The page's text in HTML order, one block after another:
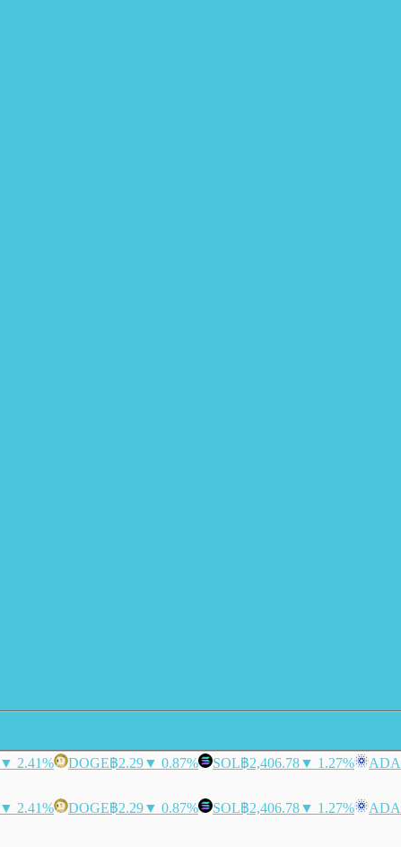
▼ 2.41% DOGE฿2.29▼ 0.87% SOL฿2,406.78▼ 1.27% ADA
▼ 2.41% DOGE฿2.29▼ 0.87% SOL฿2,406.78▼ 1.27% ADA